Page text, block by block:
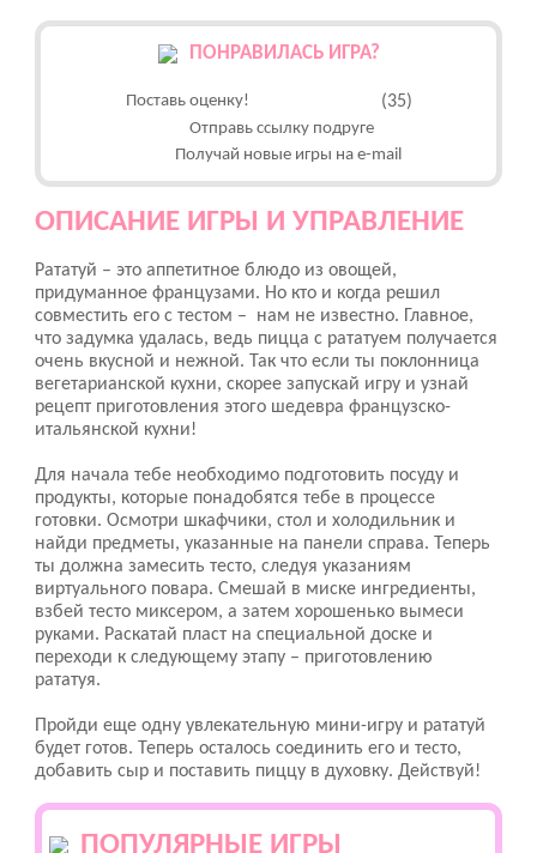
ПОНРАВИЛАСЬ ИГРА?
Поставь оценку! (35)
Отправь ссылку подруге
Получай новые игры на e-mail
ОПИСАНИЕ ИГРЫ И УПРАВЛЕНИЕ
Рататуй – это аппетитное блюдо из овощей,
придуманное французами. Но кто и когда решил
совместить его с тестом – нам не известно. Главное,
что задумка удалась, ведь пицца с рататуем получается
очень вкусной и нежной. Так что если ты поклонница
вегетарианской кухни, скорее запускай игру и узнай
рецепт приготовления этого шедевра французско-
итальянской кухни!
Для начала тебе необходимо подготовить посуду и
продукты, которые понадобятся тебе в процессе
готовки. Осмотри шкафчики, стол и холодильник и
найди предметы, указанные на панели справа. Теперь
ты должна замесить тесто, следуя указаниям
виртуального повара. Смешай в миске ингредиенты,
взбей тесто миксером, а затем хорошенько вымеси
руками. Раскатай пласт на специальной доске и
переходи к следующему этапу – приготовлению
рататуя.
Пройди еще одну увлекательную мини-игру и рататуй
будет готов. Теперь осталось соединить его и тесто,
добавить сыр и поставить пиццу в духовку. Действуй!
ПОПУЛЯРНЫЕ ИГРЫ